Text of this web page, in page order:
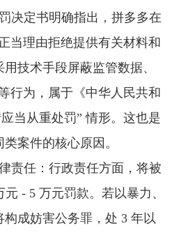
决定书明确指出，拼多多在
当理由拒绝提供有关材料和
技术手段屏蔽监管数据、
行为，属于《中华人民共和
当从重处罚” 情形。这也是
案件的核心原因。
责任：行政责任方面，将被
- 5 万元罚款。若以暴力、
成妨害公务罪，处 3 年以